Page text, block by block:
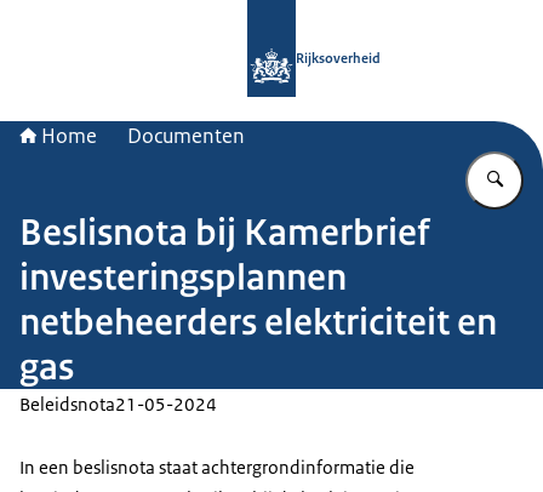
Rijksoverheid
Home Documenten
Beslisnota bij Kamerbrief
investeringsplannen
netbeheerders elektriciteit en
gas
Beleidsnota21-05-2024
In een beslisnota staat achtergrondinformatie die